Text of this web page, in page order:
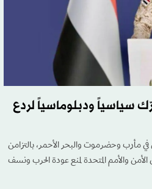
سياسياً ودبلوماسياً لردع
في مأرب وحضرموت والبحر الأحمر، بالتزامن
والأمم المتحدة لمنع عودة الحرب ونسف